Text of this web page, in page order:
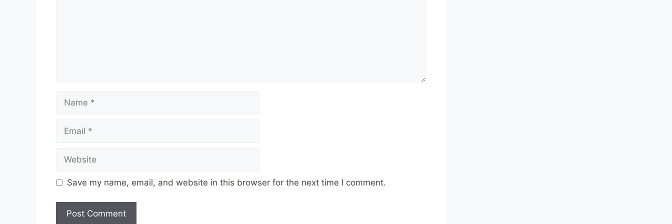
Name
Email
Website
Save my name, email, and website in this browser for the next time I comment.